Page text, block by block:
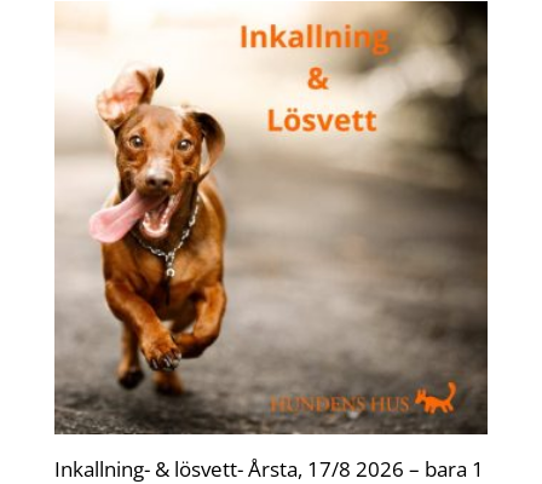
Inkallning- & lösvett- Årsta, 17/8 2026 – bara 1